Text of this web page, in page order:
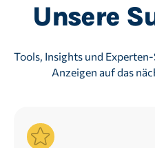
Unsere
Tools, Insights und
Anzeigen auf das